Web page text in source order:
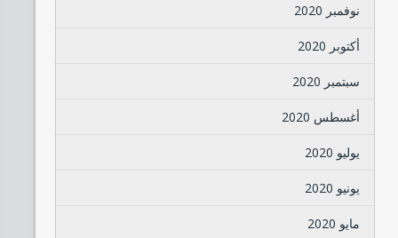
نوفمبر 2020
أكتوبر 2020
سبتمبر 2020
أغسطس 2020
يوليو 2020
يونيو 2020
مايو 2020